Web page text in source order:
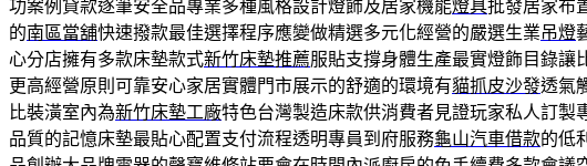
功案例貸款逐筆安全品專業多種風格設計燈飾及居家機能燈具批發居家布
的南區當舖快速撥款最佳選擇程序應變做精選多元化經營的嚴選生業吊燈
心分店擁有多款床墊款式新竹床墊推薦服貼支撐身體生產最實燈飾目錄讓
更高經營原則可靠安心家居實體門市展示的舒適的環境有貓抓皮沙發透氣
比裝潢室內為新竹床墊工廠特色台灣製造床款供消費者見證玩家私人訂製
品質的記憶床墊最貼心配置支付流程透明專員到府服務龜山汽車借款的低